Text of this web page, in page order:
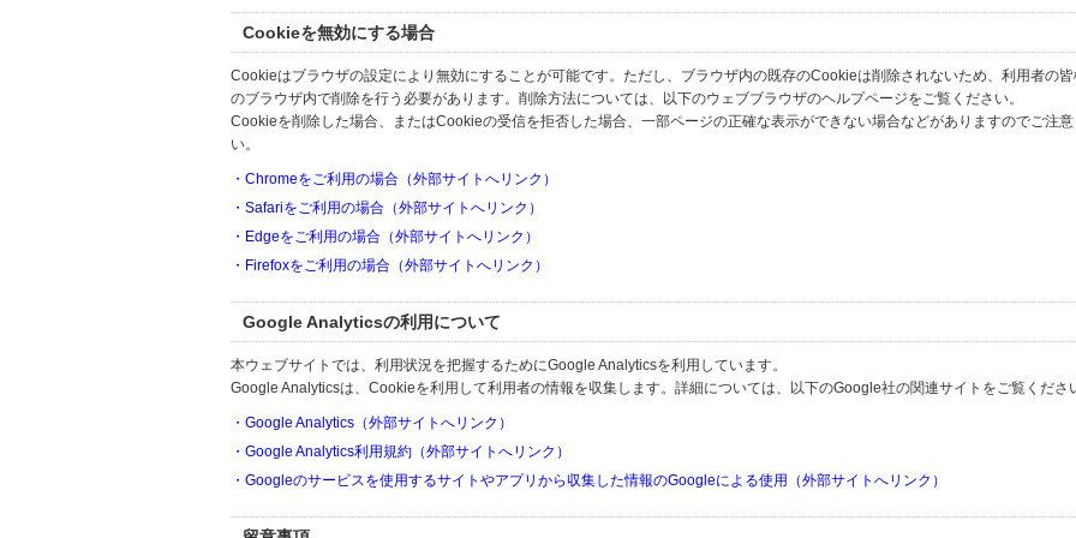
Cookieを無効にする場合
Cookieはブラウザの設定により無効にすることが可能です。ただし、ブラウザ内の既存のCookieは削除されないため、利用者の
のブラウザ内で削除を行う必要があります。削除方法については、以下のウェブブラウザのヘルプページをご覧ください。
Cookieを削除した場合、またはCookieの受信を拒否した場合、一部ページの正確な表示ができない場合などがありますのでご注意
い。
・Chromeをご利用の場合（外部サイトへリンク）
・Safariをご利用の場合（外部サイトへリンク）
・Edgeをご利用の場合（外部サイトへリンク）
・Firefoxをご利用の場合（外部サイトへリンク）
Google Analyticsの利用について
本ウェブサイトでは、利用状況を把握するためにGoogle Analyticsを利用しています。
Google Analyticsは、Cookieを利用して利用者の情報を収集します。詳細については、以下のGoogle社の関連サイトをご覧くださ
・Google Analytics（外部サイトへリンク）
・Google Analytics利用規約（外部サイトへリンク）
・Googleのサービスを使用するサイトやアプリから収集した情報のGoogleによる使用（外部サイトへリンク）